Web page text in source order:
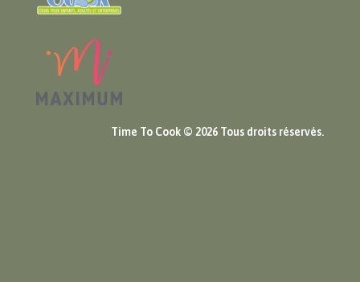
Time To Cook © 2026 Tous droits réservés.